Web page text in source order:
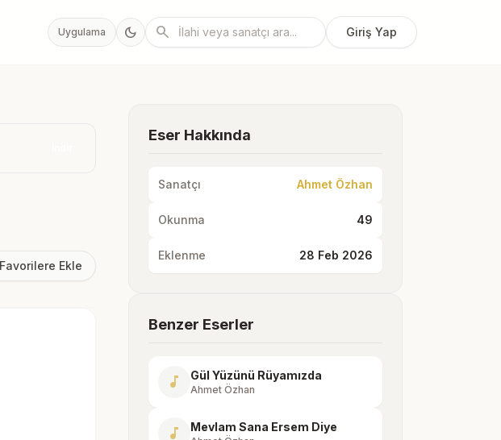
Uygulama dark_mode search Giriş Yap
Favorilere Ekle
Eser Hakkında
Sanatçı Ahmet Özhan
Okunma 49
Eklenme 28 Feb 2026
Benzer Eserler
music_note Gül Yüzünü Rüyamızda
Ahmet Özhan
music_note Mevlam Sana Ersem Diye